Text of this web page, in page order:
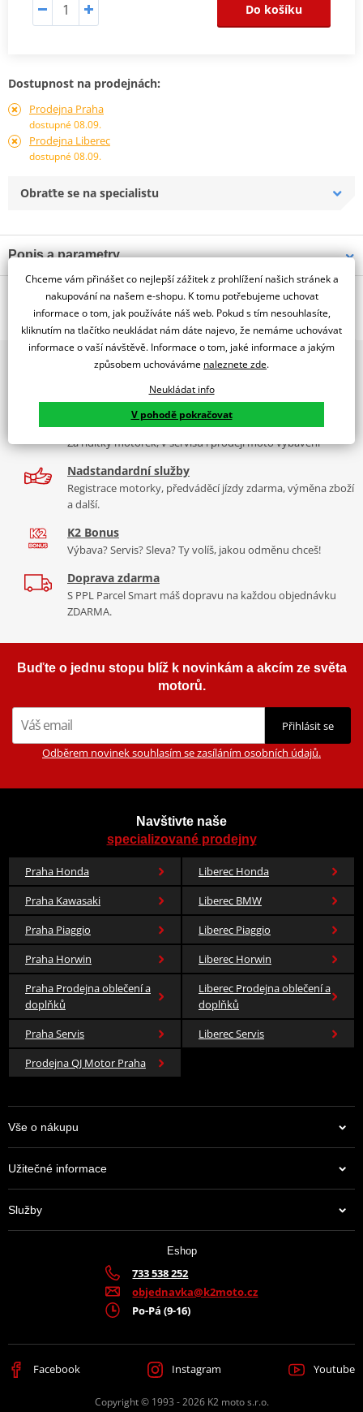
Do košíku
Dostupnost na prodejnách:
Prodejna Praha
dostupné 08.09.
Prodejna Liberec
dostupné 08.09.
Obraťte se na specialistu
Popis a parametry
Jsme autorizovaný
dealer značky PUIG
RACING SCREEN YAMAHA YZF-R1 15'-17' C/SMOKE
Tabulka velikostí
Co když mi to nebude
O výrobci
PUIG byl založen v roce 1964 ve Španělsku. Vyrábí se ve městě
Granollers poblíž Barcelony na ploše 8 000 m² v objektu, který se
dělí na 3 části: komerční, odlitkovou a kovových součástek. Již 40
let se účastní nejslavnějších závodů motocyklů po celém světě. V
naší nabídce naleznete doplňky a příslušenství například: plexi,
padací protektory a mnoho dalšího.
Zobrazit všechny produktyznačky PUIG
2x multibrand showroom
díly, to vše v Praze a Liberci
Více než 30 let zkušeností
Za řídítky motorek, v servisu i prodeji moto vybavení
Nadstandardní služby
Registrace motorky, předváděcí jízdy zdarma, výměna zboží
a další.
K2 Bonus
Výbava? Servis? Sleva? Ty volíš, jakou odměnu chceš!
Doprava zdarma
S PPL Parcel Smart máš dopravu na každou objednávku
ZDARMA.
Buďte o jednu stopu blíž k novinkám a akcím ze světa
motorů.
Přihlásit se
Odběrem novinek souhlasím se zasíláním osobních údajů.
Navštivte naše
specializované prodejny
Praha Honda
Liberec Honda
Praha Kawasaki
Liberec BMW
Praha Piaggio
Liberec Piaggio
Praha Horwin
Liberec Horwin
Praha Prodejna oblečení a
doplňků
Liberec Prodejna oblečení a
doplňků
Praha Servis
Liberec Servis
Prodejna QJ Motor Praha
Vše o nákupu
Užitečné informace
Služby
Eshop
733 538 252
objednavka@k2moto.cz
Po-Pá (9-16)
Facebook Instagram Youtube
Copyright © 1993 - 2026 K2 moto s.r.o.
Chceme vám přinášet co nejlepší zážitek z prohlížení našich stránek a
nakupování na našem e-shopu. K tomu potřebujeme uchovat
informace o tom, jak používáte náš web. Pokud s tím nesouhlasíte,
kliknutím na tlačítko neukládat nám dáte najevo, že nemáme uchovávat
informace o vaší návštěvě. Informace o tom, jaké informace a jakým
způsobem uchováváme naleznete zde.
Neukládat info
V pohodě pokračovat